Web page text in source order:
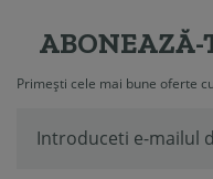
ABONEAZĂ-
Primești cele mai bune oferte